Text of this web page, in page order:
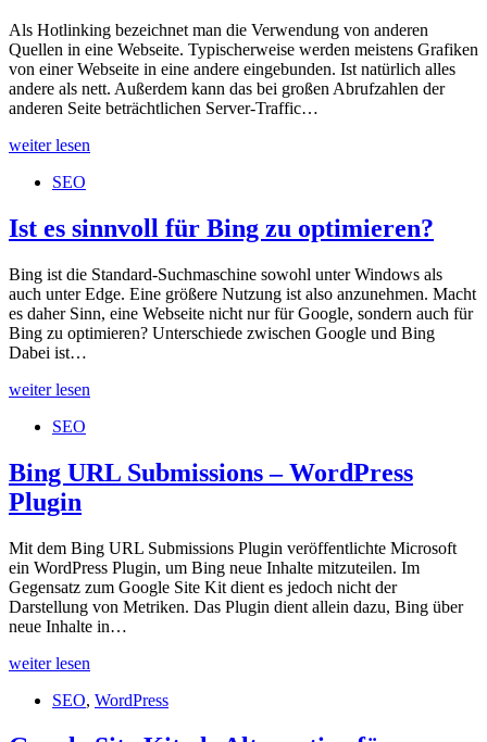
Als Hotlinking bezeichnet man die Verwendung von anderen
Quellen in eine Webseite. Typischerweise werden meistens Grafiken
von einer Webseite in eine andere eingebunden. Ist natürlich alles
andere als nett. Außerdem kann das bei großen Abrufzahlen der
anderen Seite beträchtlichen Server-Traffic…
weiter lesen
als
Besucher-
nutzen
SEO
Ist es sinnvoll für Bing zu optimieren?
Bing ist die Standard-Suchmaschine sowohl unter Windows als
auch unter Edge. Eine größere Nutzung ist also anzunehmen. Macht
es daher Sinn, eine Webseite nicht nur für Google, sondern auch für
Bing zu optimieren? Unterschiede zwischen Google und Bing
Dabei ist…
weiter lesen
Bing
zu
SEO
Bing URL Submissions – WordPress
Plugin
Mit dem Bing URL Submissions Plugin veröffentlichte Microsoft
ein WordPress Plugin, um Bing neue Inhalte mitzuteilen. Im
Gegensatz zum Google Site Kit dient es jedoch nicht der
Darstellung von Metriken. Das Plugin dient allein dazu, Bing über
neue Inhalte in…
weiter lesen
Submissions
SEO, WordPress